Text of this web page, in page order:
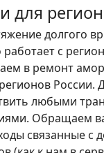
для
долгого
работает с
в ремонт
России.
любыми
Обращаем
связанные с